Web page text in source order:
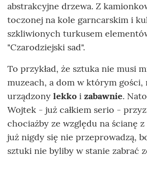
abstrakcyjne drzewa. Z
toczonej na kole garncarskim i
szkliwionych turkusem
"Czarodziejski sad".
To przykład, że sztuka nie musi
muzeach, a dom w którym gości,
urządzony lekko i zabawnie.
Wojtek - już całkiem serio -
chociażby ze względu na ścianę z
już nigdy się nie przeprowadzą,
sztuki nie byliby w stanie zabrać